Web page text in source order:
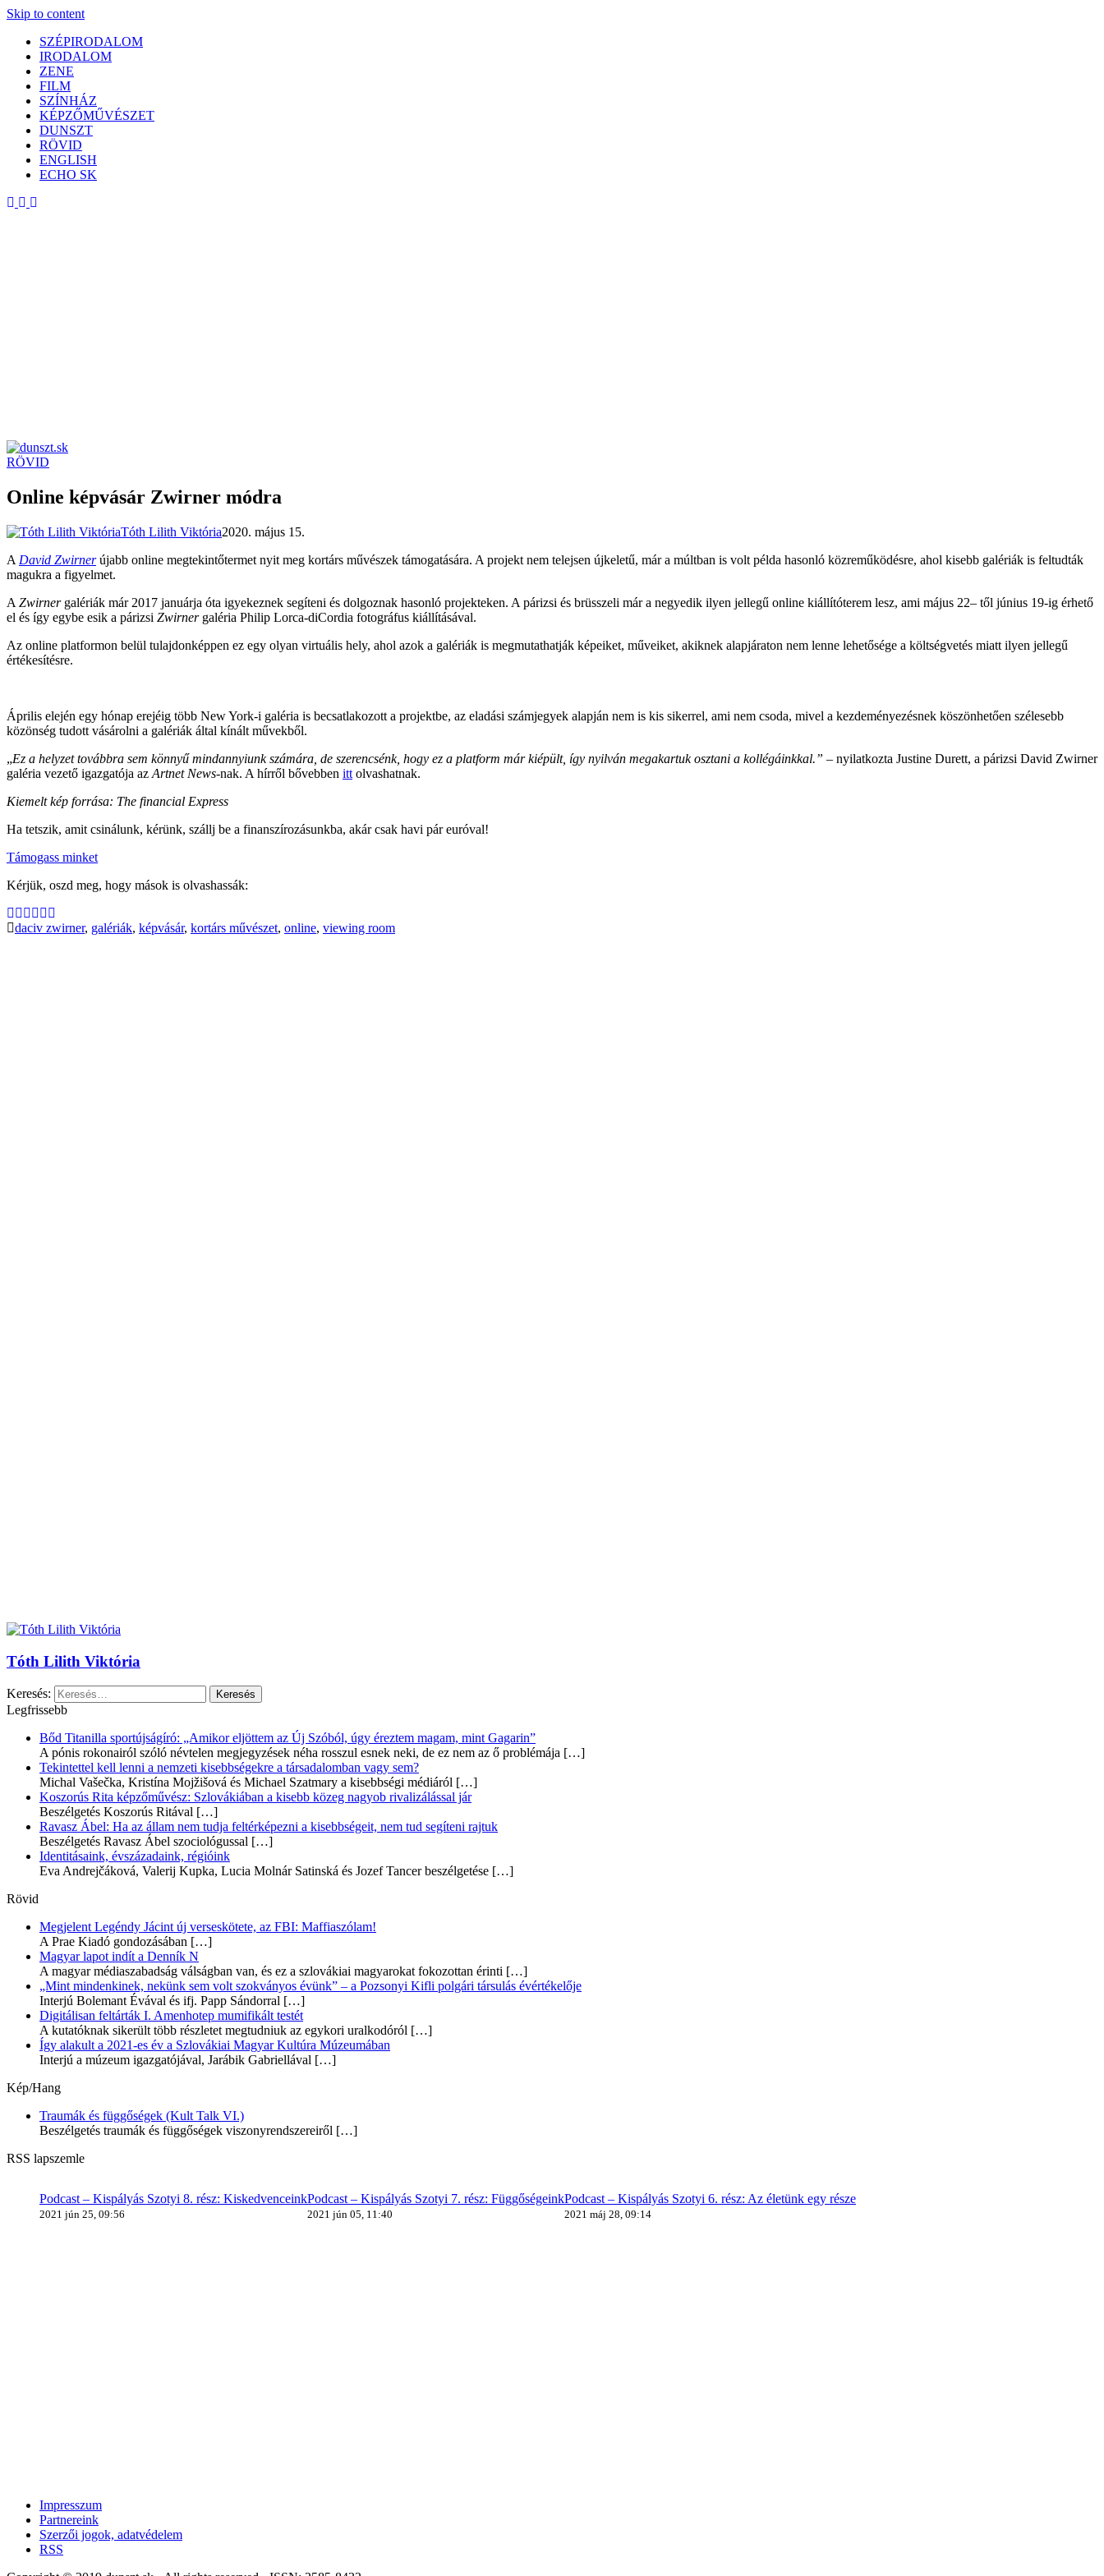
Skip to content
SZÉPIRODALOM
IRODALOM
ZENE
FILM
SZÍNHÁZ
KÉPZŐMŰVÉSZET
DUNSZT
RÖVID
ENGLISH
ECHO SK
RÖVID
Online képvásár Zwirner módra
Tóth Lilith Viktória2020. május 15.
A David Zwirnerújabb online megtekintőtermet nyit meg kortárs művészek támogatására. A projekt nem telejsen újkeletű, már a múltban is volt példa hasonló közreműködésre, ahol kisebb galériák is feltudták
magukra a figyelmet.
A Zwirner galériák már 2017 januárja óta igyekeznek segíteni és dolgoznak hasonló projekteken. A párizsi és brüsszeli már a negyedik ilyen jellegű online kiállítóterem lesz, ami május 22– től június 19-ig érhető
el és így egybe esik a párizsi Zwirnergaléria Philip Lorca-diCordia fotográfus kiállításával.
Az online platformon belül tulajdonképpen ez egy olyan virtuális hely, ahol azok a galériák is megmutathatják képeiket, műveiket, akiknek alapjáraton nem lenne lehetősége a költségvetés miatt ilyen jellegű
értékesítésre.
Április elején egy hónap erejéig több New York-i galéria is becsatlakozott a projektbe, az eladási számjegyek alapján nem is kis sikerrel, ami nem csoda, mivel a kezdeményezésnek köszönhetően szélesebb
közönség tudott vásárolni a galériák által kínált művekből.
„Ez a helyzet továbbra sem könnyű mindannyiunk számára, de szerencsénk, hogy ez a platform már kiépült, így nyilván megakartuk osztani a kollégáinkkal.” – nyilatkozta Justine Durett, a párizsi David Zwirner
galéria vezető igazgatója az Artnet News-nak. A hírről bővebben itt olvashatnak.
Kiemelt kép forrása: The financial Express
Ha tetszik, amit csinálunk, kérünk, szállj be a finanszírozásunkba, akár csak havi pár euróval!
Támogass minket
Kérjük, oszd meg, hogy mások is olvashassák:
daciv zwirner, galériák, képvásár, kortárs művészet, online, viewing room
Tóth Lilith Viktória
Keresés:
Legfrissebb
Bőd Titanilla sportújságíró: „Amikor eljöttem az Új Szóból, úgy éreztem magam, mint Gagarin”
A pónis rokonairól szóló névtelen megjegyzések néha rosszul esnek neki, de ez nem az ő problémája […]
Tekintettel kell lenni a nemzeti kisebbségekre a társadalomban vagy sem?
Michal Vašečka, Kristína Mojžišová és Michael Szatmary a kisebbségi médiáról […]
Koszorús Rita képzőművész: Szlovákiában a kisebb közeg nagyob rivalizálással jár
Beszélgetés Koszorús Ritával […]
Ravasz Ábel: Ha az állam nem tudja feltérképezni a kisebbségeit, nem tud segíteni rajtuk
Beszélgetés Ravasz Ábel szociológussal […]
Identitásaink, évszázadaink, régióink
Eva Andrejčáková, Valerij Kupka, Lucia Molnár Satinská és Jozef Tancer beszélgetése […]
Rövid
Megjelent Legéndy Jácint új verseskötete, az FBI: Maffiaszólam!
A Prae Kiadó gondozásában […]
Magyar lapot indít a Denník N
A magyar médiaszabadság válságban van, és ez a szlovákiai magyarokat fokozottan érinti […]
„Mint mindenkinek, nekünk sem volt szokványos évünk” – a Pozsonyi Kifli polgári társulás évértékelője
Interjú Bolemant Évával és ifj. Papp Sándorral […]
Digitálisan feltárták I. Amenhotep mumifikált testét
A kutatóknak sikerült több részletet megtudniuk az egykori uralkodóról […]
Így alakult a 2021-es év a Szlovákiai Magyar Kultúra Múzeumában
Interjú a múzeum igazgatójával, Jarábik Gabriellával […]
Kép/Hang
Traumák és függőségek (Kult Talk VI.)
Beszélgetés traumák és függőségek viszonyrendszereiről […]
RSS lapszemle
Podcast – Kispályás Szotyi 8. rész: Kiskedvenceink
2021 jún 25, 09:56
Podcast – Kispályás Szotyi 7. rész: Függőségeink
2021 jún 05, 11:40
Podcast – Kispályás Szotyi 6. rész: Az életünk egy része
2021 máj 28, 09:14
Impresszum
Partnereink
Szerzői jogok, adatvédelem
RSS